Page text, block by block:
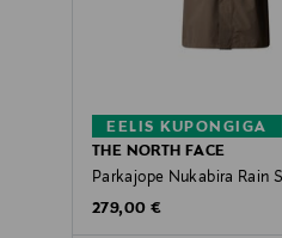
EELIS KUPONGIGA
THE NORTH FACE
Parkajope Nukabira Rain
Original Price
279,00 €